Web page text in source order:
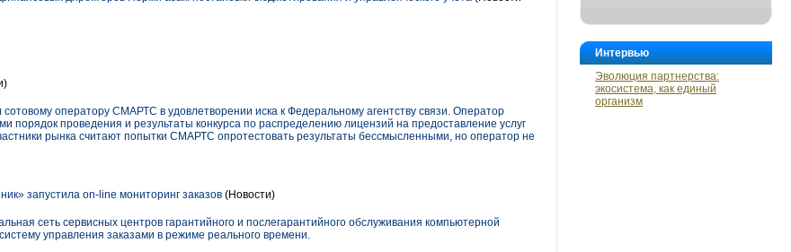
Интервью
Эволюция партнерства:
экосистема, как единый
организм
сотовому оператору СМАРТС в удовлетворении иска к Федеральному агентству связи. Оператор
порядок проведения и результаты конкурса по распределению лицензий на предоставление услуг
рынка считают попытки СМАРТС опротестовать результаты бессмысленными, но оператор не
запустила on-line мониторинг заказов (Новости)
сеть сервисных центров гарантийного и послегарантийного обслуживания компьютерной
управления заказами в режиме реального времени.